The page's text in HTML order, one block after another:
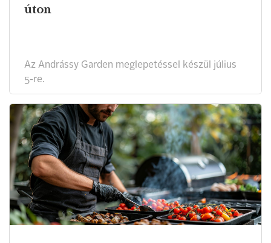
úton
Az Andrássy Garden meglepetéssel készül július
5-re.